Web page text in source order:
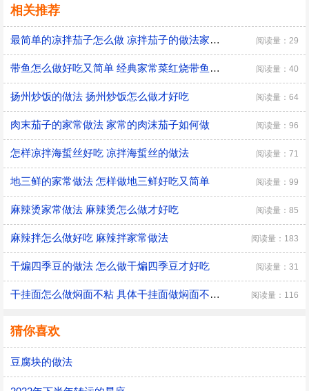
相关推荐
最简单的凉拌茄子怎么做 凉拌茄子的做法家常窍门 阅读量：29
带鱼怎么做好吃又简单 经典家常菜红烧带鱼的做法 阅读量：40
扬州炒饭的做法 扬州炒饭怎么做才好吃 阅读量：64
肉末茄子的家常做法 家常的肉沫茄子如何做 阅读量：96
怎样凉拌海蜇丝好吃 凉拌海蜇丝的做法 阅读量：71
地三鲜的家常做法 怎样做地三鲜好吃又简单 阅读量：99
麻辣烫家常做法 麻辣烫怎么做才好吃 阅读量：85
麻辣拌怎么做好吃 麻辣拌家常做法 阅读量：183
干煸四季豆的做法 怎么做干煸四季豆才好吃 阅读量：31
干挂面怎么做焖面不粘 具体干挂面做焖面不粘的方法 阅读量：116
猜你喜欢
豆腐块的做法